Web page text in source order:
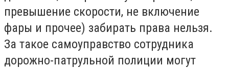
превышение скорости, не включение
фары и прочее) забирать права нельзя.
За такое самоуправство сотрудника
дорожно-патрульной полиции могут